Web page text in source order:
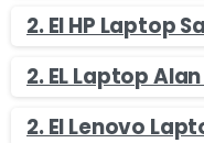
2. El HP Laptop
2. EL Laptop
2. El Lenovo